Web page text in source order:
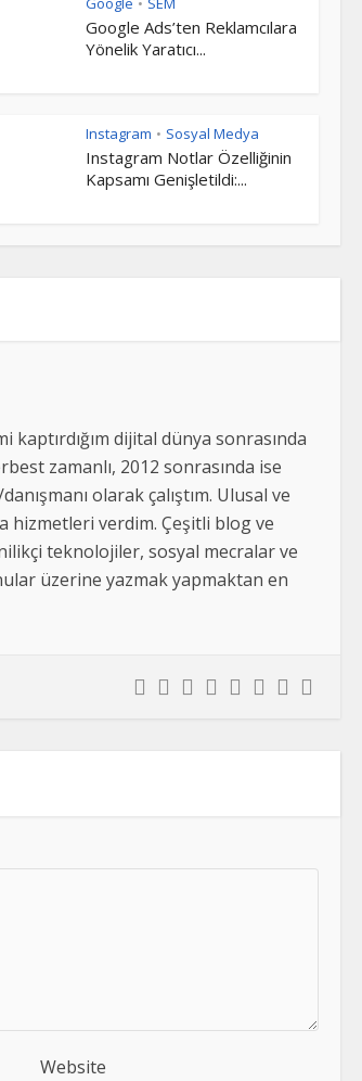
Google Ads’ten Reklamcılara
Yönelik Yaratıcı...
Instagram • Sosyal Medya
Instagram Notlar Özelliğinin
Kapsamı Genişletildi:...
kaptırdığım dijital dünya sonrasında
zamanlı, 2012 sonrasında ise
olarak çalıştım. Ulusal ve
hizmetleri verdim. Çeşitli blog ve
teknolojiler, sosyal mecralar ve
üzerine yazmak yapmaktan en
Website